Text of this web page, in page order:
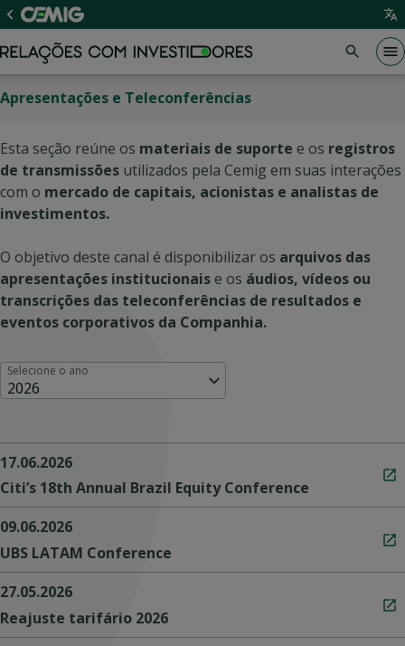
Apresentações e Teleconferências
Esta seção reúne os materiais de suporte e os registros
de transmissões utilizados pela Cemig em suas interações
com o mercado de capitais, acionistas e analistas de
investimentos.
O objetivo deste canal é disponibilizar os arquivos das
apresentações institucionaise os áudios, vídeos ou
transcrições das teleconferências de resultados e
eventos corporativos da Companhia.
Selecione o ano
2026
17.06.2026
Citi’s 18th Annual Brazil Equity Conference
09.06.2026
UBS LATAM Conference
27.05.2026
Reajuste tarifário 2026